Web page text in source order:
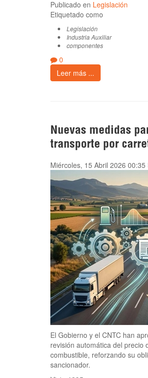
Publicado en Legislación
Etiquetado como
Legislación
Industria Auxiliar
componentes
0
Leer más ...
Nuevas medidas
transporte por
Miércoles, 15 Abril 2026 00:35
El Gobierno y el CNTC han
revisión automática del precio
combustible, reforzando su
sancionador.